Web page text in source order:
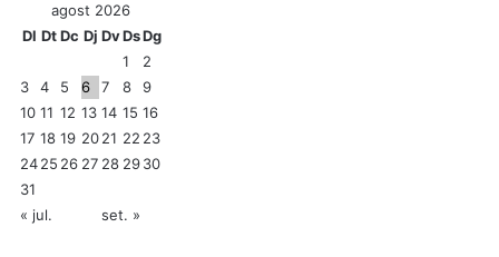
agost 2026
Dl DtDc Dj DvDsDg
1
2
3
4 5 6 7 8
9
10 11 12 13 14 15 16
17 18 19 2021 22 23
2425 26 27 28 2930
31
« jul.
set. »